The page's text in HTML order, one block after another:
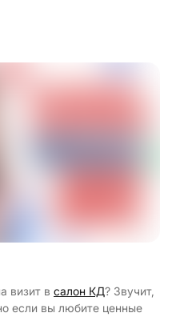
визит в салон КД? Звучит,
если вы любите ценные